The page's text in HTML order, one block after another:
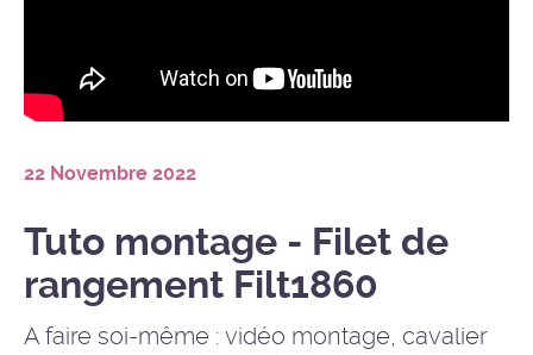
22 Novembre 2022
Tuto montage - Filet de
rangement Filt1860
A faire soi-même : vidéo montage, cavalier